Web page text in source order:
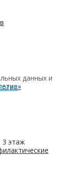
данных и
3 этаж